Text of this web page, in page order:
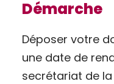
Démarche
Déposer votre
une date de
secrétariat de